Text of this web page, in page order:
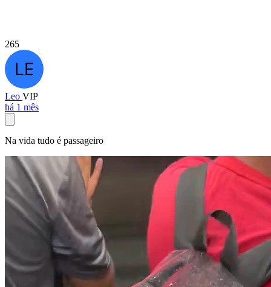
265
Leo VIP
há 1 mês
Na vida tudo é passageiro